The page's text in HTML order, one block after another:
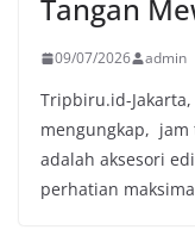
Tangan
09/07/2026 admin
Tripbiru.id-
mengungkap, jam
adalah aksesori
perhatian